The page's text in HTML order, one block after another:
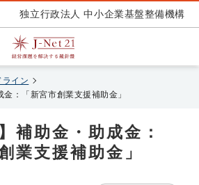
独立行政法人 中小企業基盤整備機構
イン
金：「新宮市創業支援補助金」
補助金・助成金：
業支援補助金」